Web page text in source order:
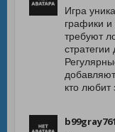
Игра
графики и
требуют
кто любит
b99gray761